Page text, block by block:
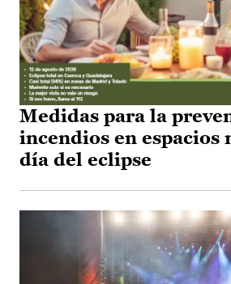
Medidas para la
incendios en espacios
día del eclipse